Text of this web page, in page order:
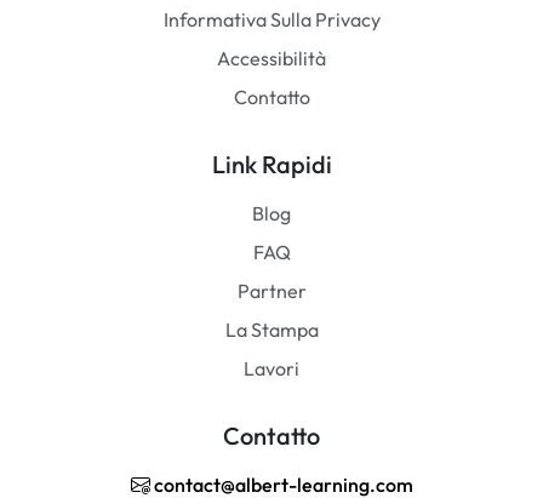
Informativa Sulla Privacy
Accessibilità
Contatto
Link Rapidi
Blog
FAQ
Partner
La Stampa
Lavori
Contatto
contact@albert-learning.com